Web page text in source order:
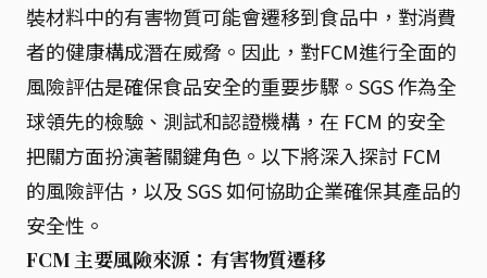
裝材料中的有害物質可能會遷移到食品中，對消費
者的健康構成潛在威脅。因此，對FCM進行全面的
風險評估是確保食品安全的重要步驟。SGS 作為全
球領先的檢驗、測試和認證機構，在 FCM 的安全
把關方面扮演著關鍵角色。以下將深入探討 FCM
的風險評估，以及 SGS 如何協助企業確保其產品的
安全性。
FCM 主要風險來源：有害物質遷移